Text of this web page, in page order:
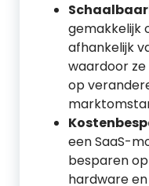
gemakkelijk
afhankelijk
waardoor
op
een SaaS-
besparen
hardware